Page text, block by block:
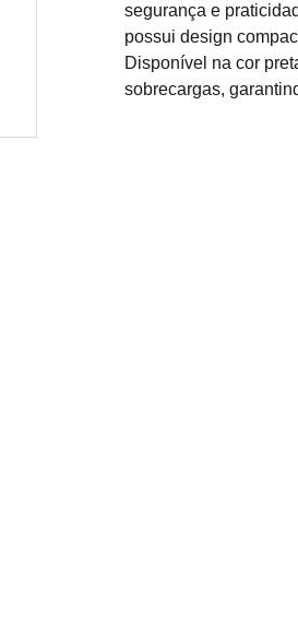
segurança e
possui design
Disponível na cor
sobrecargas,